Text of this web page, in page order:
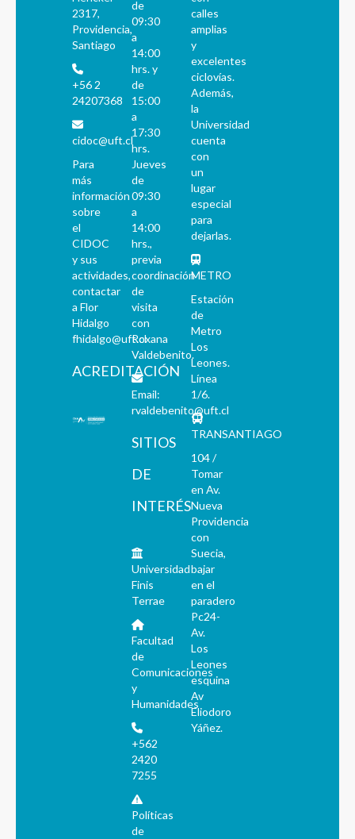
2317,
Providencia,
Santiago
+56 2
24207368
cidoc@uft.cl
Para
más
información
sobre
el
CIDOC
y sus
actividades,
contactar
a Flor
Hidalgo
fhidalgo@uft.cl
ACREDITACIÓN
de
09:30
a
14:00
hrs. y
de
15:00
a
17:30
hrs.
Jueves
de
09:30
a
14:00
hrs.,
previa
coordinación
de
visita
con
Roxana
Valdebenito.
Email:
rvaldebenito@uft.cl
SITIOS
DE
INTERÉS
Universidad
Finis
Terrae
Facultad
de
Comunicaciones
y
Humanidades
+562
2420
7255
Políticas
de
calles
amplias
y
excelentes
ciclovías.
Además,
la
Universidad
cuenta
con
un
lugar
especial
para
dejarlas.
METRO
Estación
de
Metro
Los
Leones.
Línea
1/6.
TRANSANTIAGO
104 /
Tomar
en Av.
Nueva
Providencia
con
Suecia,
bajar
en el
paradero
Pc24-
Av.
Los
Leones
esquina
Av
Eliodoro
Yáñez.